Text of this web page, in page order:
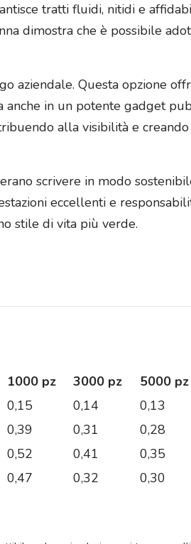
tratti fluidi, nitidi e
dimostra che è possibile
aziendale. Questa opzione
in un potente gadget
alla visibilità e
scrivere in modo
eccellenti e
stile di vita più verde.
1000 pz 3000 pz 5000 pz
0,15 0,14 0,13
0,39 0,31 0,28
0,52 0,41 0,35
0,47 0,32 0,30